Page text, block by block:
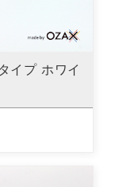
イプ ホワイ